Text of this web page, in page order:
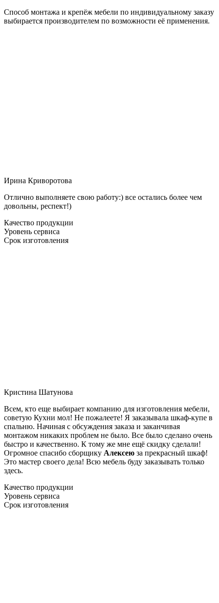
Способ монтажа и крепёж мебели по индивидуальному заказу
выбирается производителем по возможности её применения.
Ирина Криворотова
Отлично выполняете свою работу:) все остались более чем
довольны, респект!)
Качество продукции
Уровень сервиса
Срок изготовления
Кристина Шатунова
Всем, кто еще выбирает компанию для изготовления мебели,
советую Кухни мол! Не пожалеете! Я заказывала шкаф-купе в
спальню. Начиная с обсуждения заказа и заканчивая
монтажом никаких проблем не было. Все было сделано очень
быстро и качественно. К тому же мне ещё скидку сделали!
Огромное спасибо сборщику Алексею за прекрасный шкаф!
Это мастер своего дела! Всю мебель буду заказывать только
здесь.
Качество продукции
Уровень сервиса
Срок изготовления